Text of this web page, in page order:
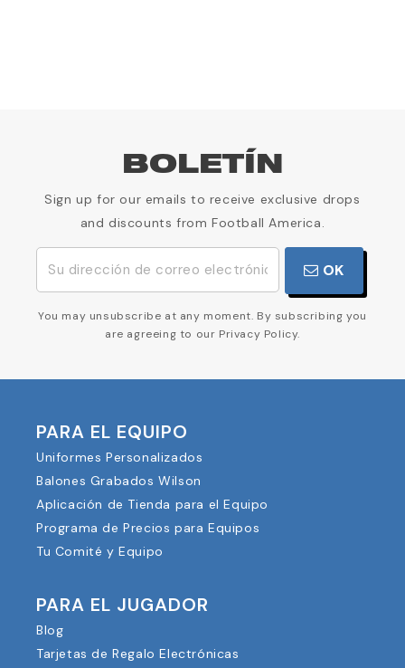
BOLETÍN
Sign up for our emails to receive exclusive drops
and discounts from Football America.
OK
You may unsubscribe at any moment. By subscribing you
are agreeing to our Privacy Policy.
PARA EL EQUIPO
Uniformes Personalizados
Balones Grabados Wilson
Aplicación de Tienda para el Equipo
Programa de Precios para Equipos
Tu Comité y Equipo
PARA EL JUGADOR
Blog
Tarjetas de Regalo Electrónicas